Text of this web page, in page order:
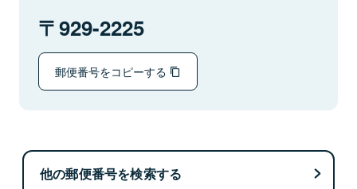
929-2225
郵便番号をコピーする
他の郵便番号を検索する